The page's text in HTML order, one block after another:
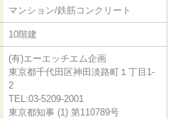
マンション/鉄筋コンクリート
10階建
(有)エーエッチエム企画
東京都千代田区神田淡路町１丁目1-
2
TEL:03-5209-2001
東京都知事 (1) 第110789号